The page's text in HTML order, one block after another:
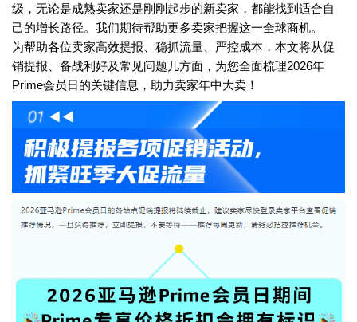
级，无论是成熟卖家还是刚刚起步的新卖家，都能找到适合自
己的增长路径。我们期待帮助更多卖家把握这一全球商机。
为帮助各位卖家高效提报、稳抓流量、严控成本，本文将从促
销提报、备战利好及常见问题几方面，为您全面梳理2026年
Prime会员日的关键信息，助力卖家年中大卖！